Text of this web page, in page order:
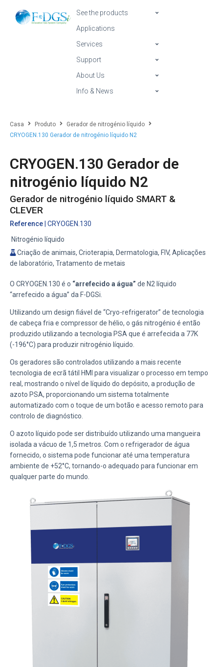
See the products
Applications
Services
Support
About Us
Info & News
Casa Produto
Gerador de nitrogénio líquido
CRYOGEN.130 Gerador de nitrogénio líquido N2
CRYOGEN.130 Gerador de
nitrogénio líquido N2
Gerador de nitrogénio líquido SMART &
CLEVER
Reference | CRYOGEN.130
Nitrogénio líquido
Criação de animais, Crioterapia, Dermatologia, FIV, Aplicações
de laboratório, Tratamento de metais
O CRYOGEN.130 é o “arrefecido a água” de N2 líquido
“arrefecido a água” da F-DGSi.
Utilizando um design fiável de “Cryo-refrigerator” de tecnologia
de cabeça fria e compressor de hélio, o gás nitrogénio é então
produzido utilizando a tecnologia PSA que é arrefecida a 77K
(-196°C) para produzir nitrogénio líquido.
Os geradores são controlados utilizando a mais recente
tecnologia de ecrã tátil HMI para visualizar o processo em tempo
real, mostrando o nível de líquido do depósito, a produção de
azoto PSA, proporcionando um sistema totalmente
automatizado com o toque de um botão e acesso remoto para
controlo de diagnóstico.
O azoto líquido pode ser distribuído utilizando uma mangueira
isolada a vácuo de 1,5 metros. Com o refrigerador de água
fornecido, o sistema pode funcionar até uma temperatura
ambiente de +52°C, tornando-o adequado para funcionar em
qualquer parte do mundo.